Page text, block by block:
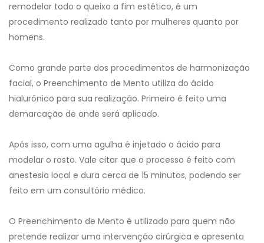
remodelar todo o queixo a fim estético, é um
procedimento realizado tanto por mulheres quanto por
homens.
Como grande parte dos procedimentos de harmonização
facial, o Preenchimento de Mento utiliza do ácido
hialurônico para sua realização. Primeiro é feito uma
demarcação de onde será aplicado.
Após isso, com uma agulha é injetado o ácido para
modelar o rosto. Vale citar que o processo é feito com
anestesia local e dura cerca de 15 minutos, podendo ser
feito em um consultório médico.
O Preenchimento de Mento é utilizado para quem não
pretende realizar uma intervenção cirúrgica e apresenta